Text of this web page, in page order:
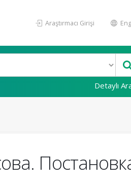
Araştırmacı Girişi
Detaylı